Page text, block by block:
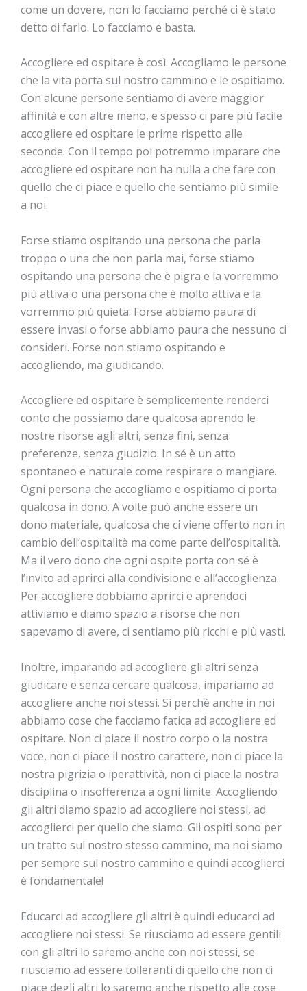
come un dovere, non lo facciamo perché ci è stato
detto di farlo. Lo facciamo e basta.
Accogliere ed ospitare è così. Accogliamo le persone
che la vita porta sul nostro cammino e le ospitiamo.
Con alcune persone sentiamo di avere maggior
affinità e con altre meno, e spesso ci pare più facile
accogliere ed ospitare le prime rispetto alle
seconde. Con il tempo poi potremmo imparare che
accogliere ed ospitare non ha nulla a che fare con
quello che ci piace e quello che sentiamo più simile
a noi.
Forse stiamo ospitando una persona che parla
troppo o una che non parla mai, forse stiamo
ospitando una persona che è pigra e la vorremmo
più attiva o una persona che è molto attiva e la
vorremmo più quieta. Forse abbiamo paura di
essere invasi o forse abbiamo paura che nessuno ci
consideri. Forse non stiamo ospitando e
accogliendo, ma giudicando.
Accogliere ed ospitare è semplicemente renderci
conto che possiamo dare qualcosa aprendo le
nostre risorse agli altri, senza fini, senza
preferenze, senza giudizio. In sé è un atto
spontaneo e naturale come respirare o mangiare.
Ogni persona che accogliamo e ospitiamo ci porta
qualcosa in dono. A volte può anche essere un
dono materiale, qualcosa che ci viene offerto non in
cambio dell’ospitalità ma come parte dell’ospitalità.
Ma il vero dono che ogni ospite porta con sé è
l’invito ad aprirci alla condivisione e all’accoglienza.
Per accogliere dobbiamo aprirci e aprendoci
attiviamo e diamo spazio a risorse che non
sapevamo di avere, ci sentiamo più ricchi e più vasti.
Inoltre, imparando ad accogliere gli altri senza
giudicare e senza cercare qualcosa, impariamo ad
accogliere anche noi stessi. Sì perché anche in noi
abbiamo cose che facciamo fatica ad accogliere ed
ospitare. Non ci piace il nostro corpo o la nostra
voce, non ci piace il nostro carattere, non ci piace la
nostra pigrizia o iperattività, non ci piace la nostra
disciplina o insofferenza a ogni limite. Accogliendo
gli altri diamo spazio ad accogliere noi stessi, ad
accoglierci per quello che siamo. Gli ospiti sono per
un tratto sul nostro stesso cammino, ma noi siamo
per sempre sul nostro cammino e quindi accoglierci
è fondamentale!
Educarci ad accogliere gli altri è quindi educarci ad
accogliere noi stessi. Se riusciamo ad essere gentili
con gli altri lo saremo anche con noi stessi, se
riusciamo ad essere tolleranti di quello che non ci
piace degli altri lo saremo anche rispetto alle cose